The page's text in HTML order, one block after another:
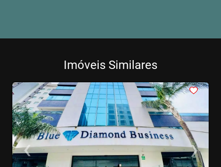
Imóveis Similares
<< <
‹Previous ›Next